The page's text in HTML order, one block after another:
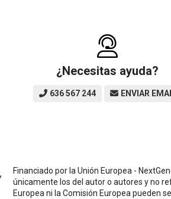
¿Necesitas ayuda?
636 567 244 ENVIAR
Financiado por la Unión Europea -
únicamente los del autor o autores y no
Europea ni la Comisión Europea pueden